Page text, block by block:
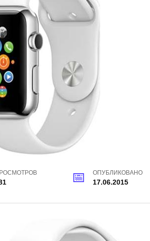
ОПУБЛИКОВАНО
17.06.2015